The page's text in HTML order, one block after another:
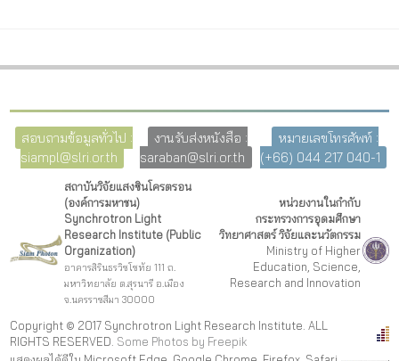
สอบถามข้อมูลทั่วไป :
siampl@slri.or.th
งานรับส่งหนังสือ :
saraban@slri.or.th
หมายเลขโทรศัพท์ :
(+66) 044 217 040-1
สถาบันวิจัยแสงซินโครตรอน
(องค์การมหาชน)
Synchrotron Light
Research Institute (Public
Organization)
อาคารสิรินธรวิชโชทัย 111 ถ.
มหาวิทยาลัย ต.สุรนารี อ.เมือง
จ.นครราชสีมา 30000
หน่วยงานในกำกับ
กระทรวงการอุดมศึกษา
วิทยาศาสตร์ วิจัยและนวัตกรรม
Ministry of Higher
Education, Science,
Research and Innovation
Copyright © 2017 Synchrotron Light Research Institute. ALL
RIGHTS RESERVED. Some Photos by Freepik